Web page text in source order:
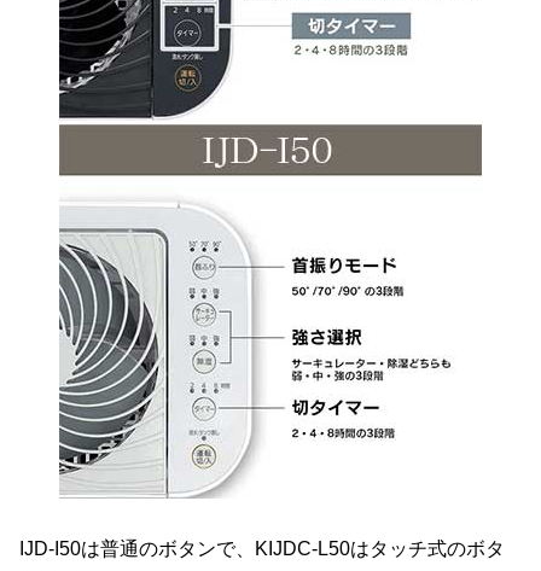
IJD-I50は普通のボタンで、KIJDC-L50はタッチ式のボタ